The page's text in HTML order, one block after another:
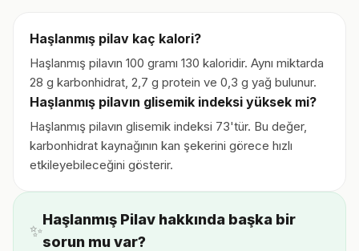
Haşlanmış pilav kaç kalori?
Haşlanmış pilavın 100 gramı 130 kaloridir. Aynı miktarda
28 g karbonhidrat, 2,7 g protein ve 0,3 g yağ bulunur.
Haşlanmış pilavın glisemik indeksi yüksek mi?
Haşlanmış pilavın glisemik indeksi 73'tür. Bu değer,
karbonhidrat kaynağının kan şekerini görece hızlı
etkileyebileceğini gösterir.
✨
Haşlanmış Pilav hakkında başka bir
sorun mu var?